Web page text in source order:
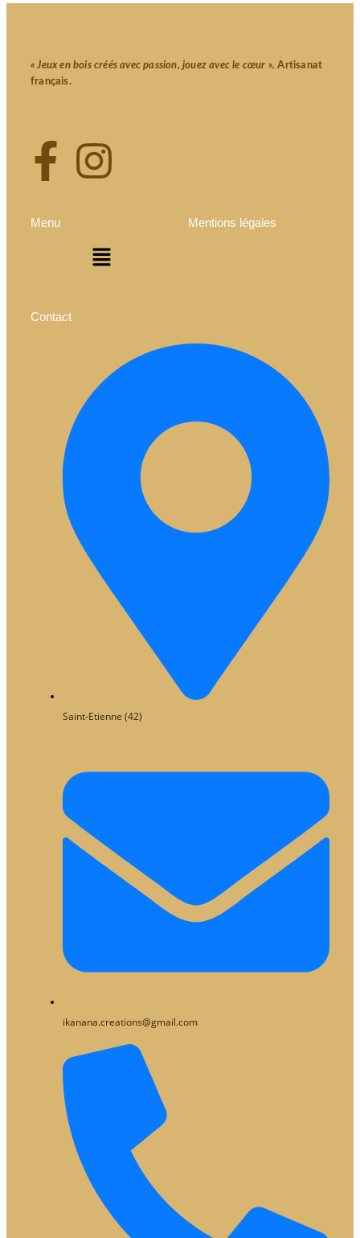
« Jeux en bois créés avec passion, jouez avec le cœur ».Artisanat
français.
Menu Mentions légales
Contact
Saint-Etienne (42)
ikanana.creations@gmail.com